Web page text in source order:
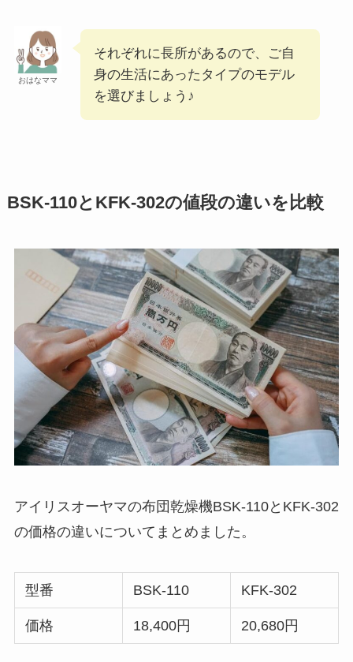
おはなママ
それぞれに長所があるので、ご自
身の生活にあったタイプのモデル
を選びましょう♪
BSK-110とKFK-302の値段の違いを比較
アイリスオーヤマの布団乾燥機BSK-110とKFK-302
の価格の違いについてまとめました。
型番 BSK-110 KFK-302
価格 18,400円 20,680円